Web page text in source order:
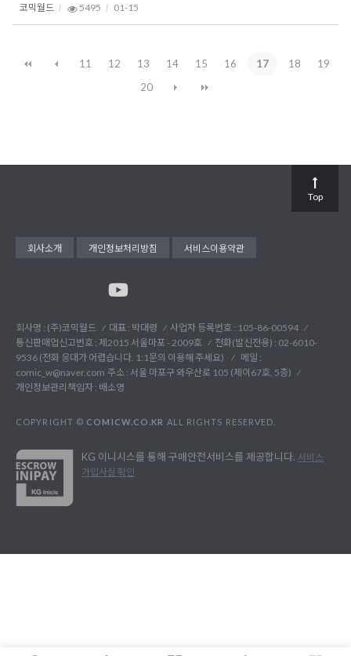
코믹월드 5495 01-15
11 12 13 14 15 16 17 18
19
20
회사소개 개인정보처리방침 서비스이용약관
회사명 : (주)코믹월드 대표 : 박대령
사업자 등록번호 : 105-86-00594
통신판매업신고번호 : 제2015 서울마포 - 2009호
전화(발신전용) : 02-6010-
9536 (전화 응대가 어렵습니다. 1:1문의 이용해 주세요)
메일 :
comic_w@naver.com 주소 : 서울 마포구 와우산로 105 (제이67호, 5층)
개인정보관리책임자 : 배소영
COPYRIGHT © COMICW.CO.KR ALL RIGHTS RESERVED.
KG 이니시스를 통해 구매안전서비스를 제공합니다. 서비스
가입사실 확인
Top